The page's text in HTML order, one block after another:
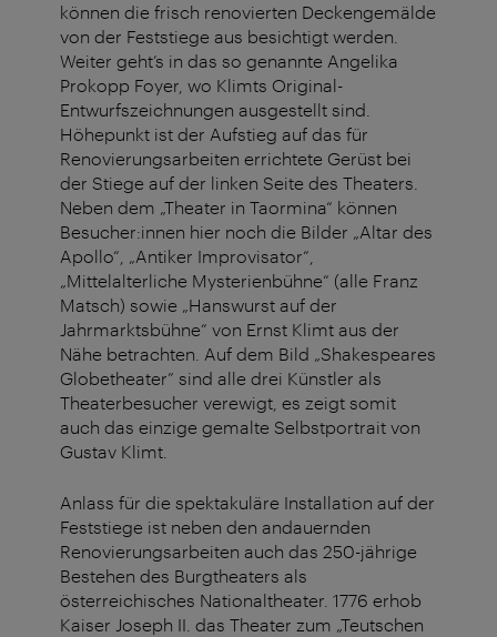
können die frisch renovierten Deckengemälde
von der Feststiege aus besichtigt werden.
Weiter geht’s in das so genannte Angelika
Prokopp Foyer, wo Klimts Original-
Entwurfszeichnungen ausgestellt sind.
Höhepunkt ist der Aufstieg auf das für
Renovierungsarbeiten errichtete Gerüst bei
der Stiege auf der linken Seite des Theaters.
Neben dem „Theater in Taormina“ können
Besucher:innen hier noch die Bilder „Altar des
Apollo“, „Antiker Improvisator“,
„Mittelalterliche Mysterienbühne“ (alle Franz
Matsch) sowie „Hanswurst auf der
Jahrmarktsbühne“ von Ernst Klimt aus der
Nähe betrachten. Auf dem Bild „Shakespeares
Globetheater” sind alle drei Künstler als
Theaterbesucher verewigt, es zeigt somit
auch das einzige gemalte Selbstportrait von
Gustav Klimt.
Anlass für die spektakuläre Installation auf der
Feststiege ist neben den andauernden
Renovierungsarbeiten auch das 250-jährige
Bestehen des Burgtheaters als
österreichisches Nationaltheater. 1776 erhob
Kaiser Joseph II. das Theater zum „Teutschen